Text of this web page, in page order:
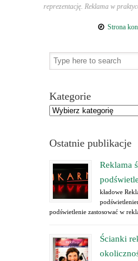
reprezentację. Reklama w
Strona
Kategorie
Ostatnie publikacje
Reklama
kładowe
podświetlenie zastosować w
Ścianki